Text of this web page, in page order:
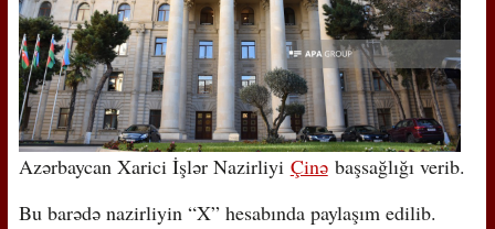
Azərbaycan Xarici İşlər Nazirliyi Çinəbaşsağlığı verib.
Bu barədə nazirliyin “X” hesabında paylaşım edilib.